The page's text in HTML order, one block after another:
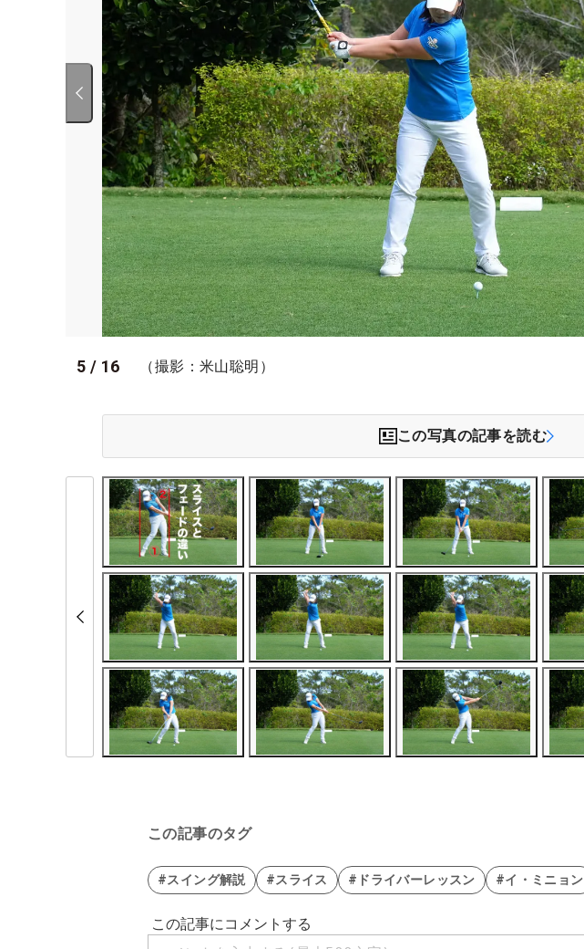
5 / 16 （撮影：米山聡明）
この写真の記事を読む
この記事のタグ
#スイング解説 #スライス #ドライバーレッスン #イ・ミニョン